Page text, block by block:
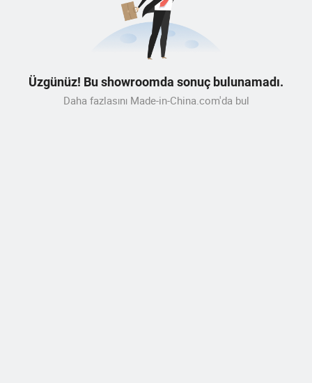
Üzgünüz! Bu showroomda sonuç bulunamadı.
Daha fazlasını Made-in-China.com'da bul